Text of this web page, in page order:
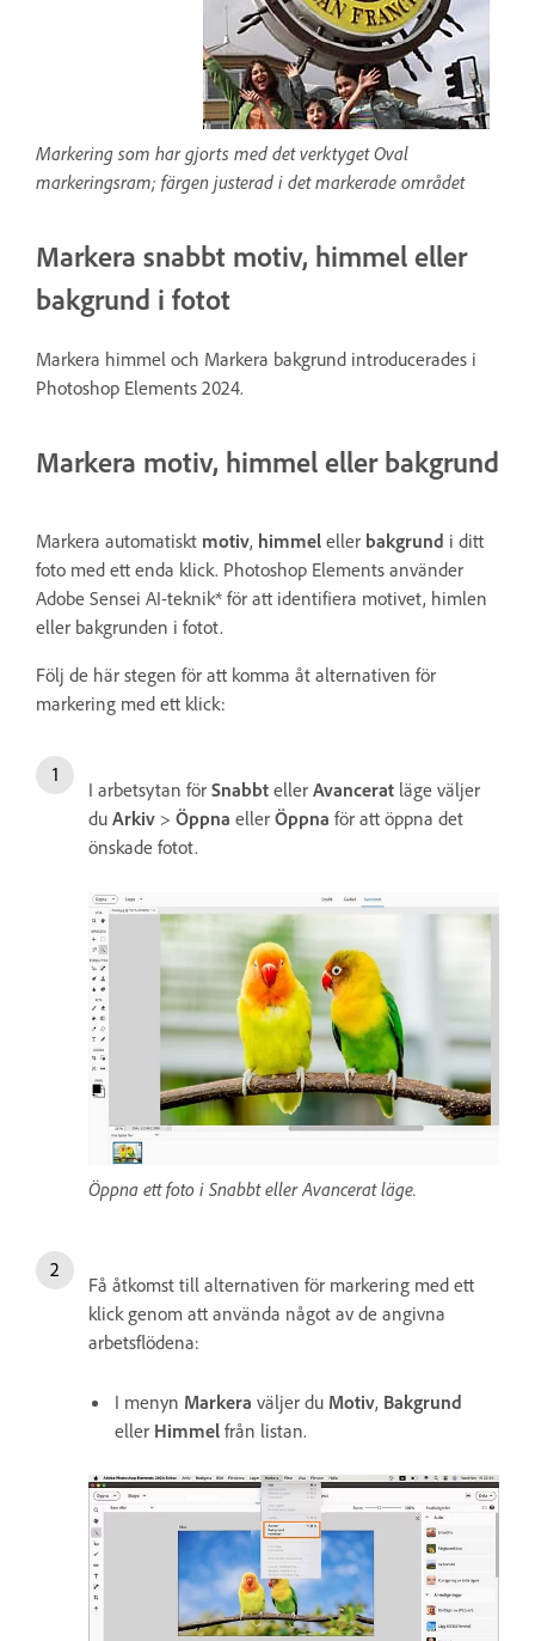
Markering som har gjorts med det verktyget Oval
markeringsram; färgen justerad i det markerade området
Markera snabbt motiv, himmel eller
bakgrund i fotot
Markera himmel och Markera bakgrund introducerades i
Photoshop Elements 2024.
Markera motiv, himmel eller bakgrund
Markera automatiskt motiv, himmel eller bakgrund i ditt
foto med ett enda klick. Photoshop Elements använder
Adobe Sensei AI-teknik* för att identifiera motivet, himlen
eller bakgrunden i fotot.
Följ de här stegen för att komma åt alternativen för
markering med ett klick:
I arbetsytan för Snabbt eller Avancerat läge väljer
du Arkiv > Öppna eller Öppna för att öppna det
önskade fotot.
Öppna ett foto i Snabbt eller Avancerat läge.
Få åtkomst till alternativen för markering med ett
klick genom att använda något av de angivna
arbetsflödena:
I menyn Markera väljer du Motiv, Bakgrund
eller Himmel från listan.